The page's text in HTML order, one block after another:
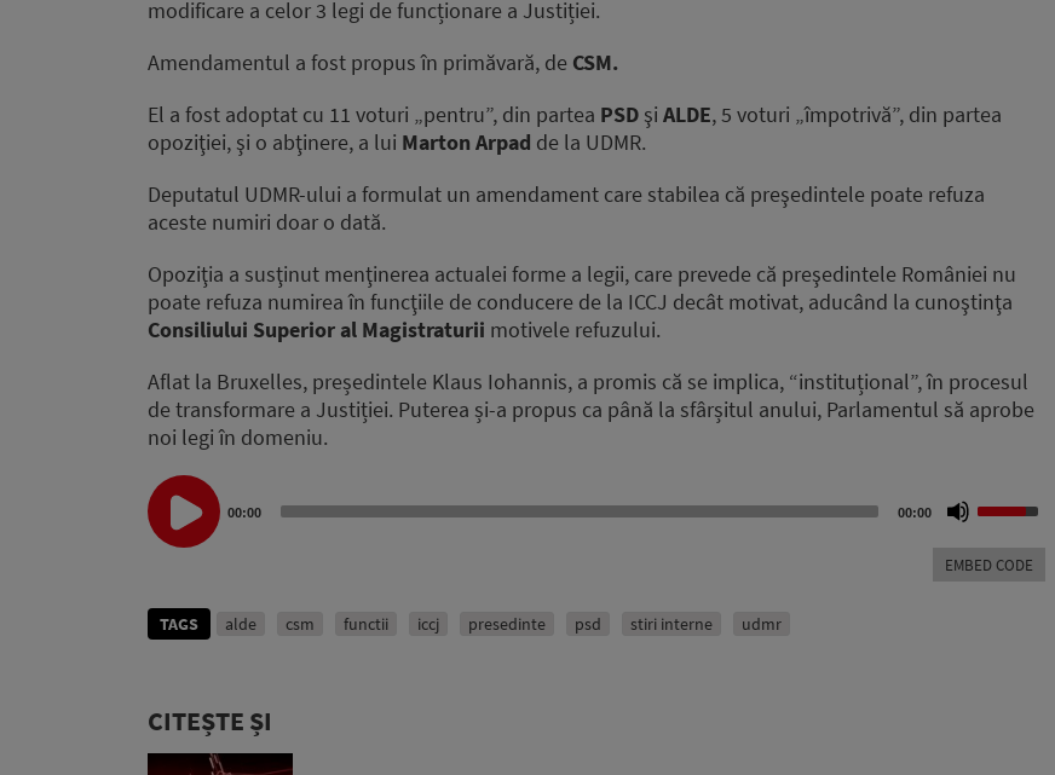
modificare a celor 3 legi de funcționare a Justiției.
Amendamentul a fost propus în primăvară, de CSM.
El a fost adoptat cu 11 voturi „pentru”, din partea PSD şi ALDE, 5 voturi „împotrivă”, din partea
opoziţiei, şi o abţinere, a lui Marton Arpad de la UDMR.
Deputatul UDMR-ului a formulat un amendament care stabilea că preşedintele poate refuza
aceste numiri doar o dată.
Opoziţia a susţinut menţinerea actualei forme a legii, care prevede că preşedintele României nu
poate refuza numirea în funcţiile de conducere de la ICCJ decât motivat, aducând la cunoştinţa
Consiliului Superior al Magistraturii motivele refuzului.
Aflat la Bruxelles, președintele Klaus Iohannis, a promis că se implica, “instituțional”, în procesul
de transformare a Justiției. Puterea și-a propus ca până la sfârșitul anului, Parlamentul să aprobe
noi legi în domeniu.
Audio
Player
00:00 00:00
Up/Down
keys
EMBED CODE
TAGS alde csm functii iccj presedinte psd stiri interne udmr
CITEȘTE ȘI